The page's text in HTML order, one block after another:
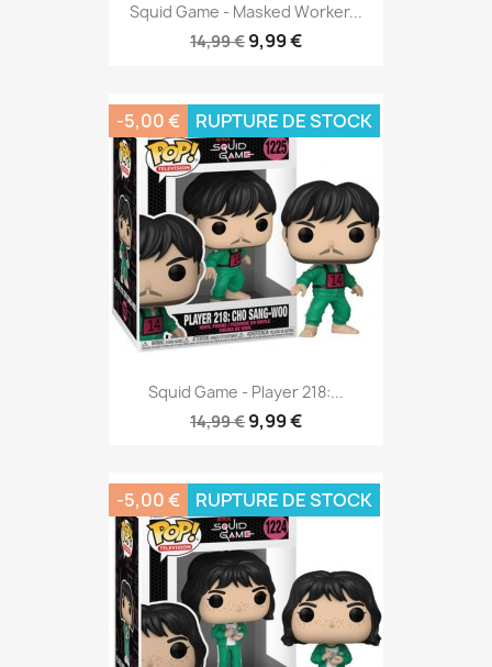
Squid Game - Masked Worker...
14,99 € 9,99 €
Squid Game - Player 218:...
14,99 € 9,99 €
-5,00 € RUPTURE DE STOCK
-5,00 € RUPTURE DE STOCK